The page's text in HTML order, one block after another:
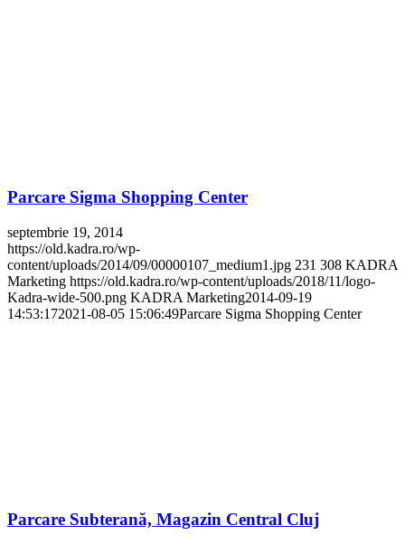
Parcare Sigma Shopping Center
septembrie 19, 2014
https://old.kadra.ro/wp-
content/uploads/2014/09/00000107_medium1.jpg 231 308 KADRA
Marketing https://old.kadra.ro/wp-content/uploads/2018/11/logo-
Kadra-wide-500.png KADRA Marketing2014-09-19
14:53:172021-08-05 15:06:49Parcare Sigma Shopping Center
Parcare Subterană, Magazin Central Cluj